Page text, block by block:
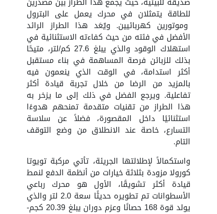
للطاقة يتمثلان في محرك يعمل على البترول
وموتورين كهربائيين. ويُعَد هذا الطراز الرائد
الأفضل في فئته من حيث كفاءته الاستثنائية في
استهلاك الوقود والذي يبلغ 27.6 كم/لتر، متيحًا
بذلك للزبائن فرصة المساهمة في بناء مستقبل
أكثر استدامة، في الوقت الذي ينعمون فيه
بالمزيد من الرضا من خلال تجربة قيادة أكثر
تفاعلية. ويرجع الفضل في ذلك إلى ما يزخر به
هذا الطراز من تقنيات متقدمة تمنحهم هدوءًا
استثنائيًا داخل المقصورة، فضلاً عن سلاسة
التسارع، خاصة عند الانطلاق من وضع التوقف
التام.
واستكمالاً لإطلالتها الجريئة، تأتي مركبة تويوتا
كورولا مزودة بثلاثة خيارات من أنظمة الدفع لنمط
قيادة أكثر تشويقًا، الأول هو محرك رباعي
الأسطوانات تم تطويره حديثًا سعة 2.0 لتر والذي
يولد قوة 168 حصانًا وعزم دوران يبلغ 20.39 كجم-